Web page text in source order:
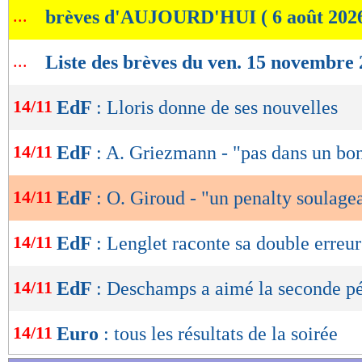
de
lecture
OK
... brèves d'AUJOURD'HUI ( 6 août
... Liste des brèves du ven. 15 novembre
14/11 EdF : Lloris donne de ses nouvelles
14/11 EdF : A. Griezmann - "pas dans un
14/11 EdF : O. Giroud - "un penalty
14/11 EdF : Lenglet raconte sa double erreur
14/11 EdF : Deschamps a aimé la seconde
14/11 Euro : tous les résultats de la soirée